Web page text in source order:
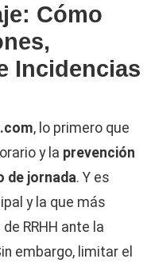
Cómo
Incidencias
, lo primero que
y la prevención
de jornada. Y es
y la que más
RRHH ante la
embargo, limitar el